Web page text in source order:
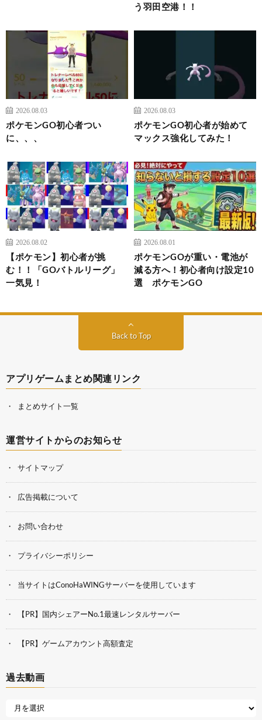
う羽田空港！！
2026.08.03
ポケモンGO初心者つい
に、、、
2026.08.03
ポケモンGO初心者が始めて
マックス強化してみた！
2026.08.02
【ポケモン】初心者が挑
む！！「GOバトルリーグ」
一気見！
2026.08.01
ポケモンGOが重い・電池が
減る方へ！初心者向け設定10
選 ポケモンGO
Back to Top
アプリゲームまとめ関連リンク
まとめサイト一覧
運営サイトからのお知らせ
サイトマップ
広告掲載について
お問い合わせ
プライバシーポリシー
当サイトはConoHaWINGサーバーを使用しています
【PR】国内シェアーNo.1最速レンタルサーバー
【PR】ゲームアカウント高額査定
過去動画